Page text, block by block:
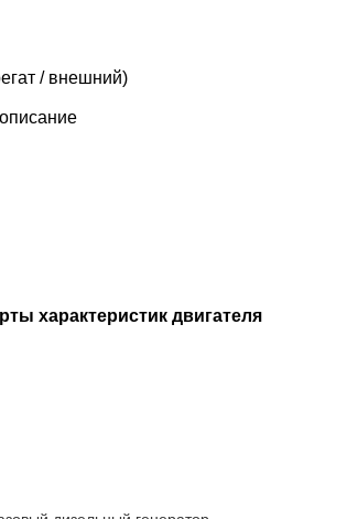
/ внешний)
характеристик двигателя